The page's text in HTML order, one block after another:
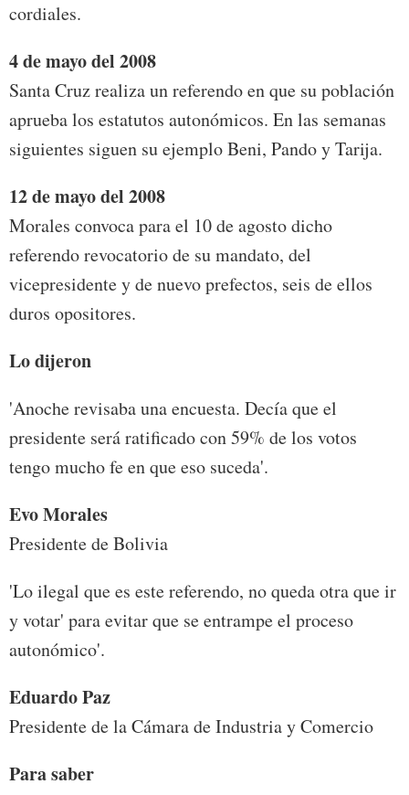
cordiales.
4 de mayo del 2008
Santa Cruz realiza un referendo en que su población
aprueba los estatutos autonómicos. En las semanas
siguientes siguen su ejemplo Beni, Pando y Tarija.
12 de mayo del 2008
Morales convoca para el 10 de agosto dicho
referendo revocatorio de su mandato, del
vicepresidente y de nuevo prefectos, seis de ellos
duros opositores.
Lo dijeron
'Anoche revisaba una encuesta. Decía que el
presidente será ratificado con 59% de los votos
tengo mucho fe en que eso suceda'.
Evo Morales
Presidente de Bolivia
'Lo ilegal que es este referendo, no queda otra que ir
y votar' para evitar que se entrampe el proceso
autonómico'.
Eduardo Paz
Presidente de la Cámara de Industria y Comercio
Para saber